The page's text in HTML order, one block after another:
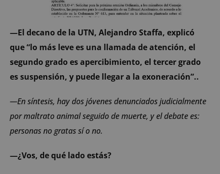
—El decano de la UTN, Alejandro Staffa, explicó
que “lo más leve es una llamada de atención, el
segundo grado es apercibimiento, el tercer grado
es suspensión, y puede llegar a la exoneración”..
—En síntesis, hay dos jóvenes denunciados judicialmente
por maltrato animal seguido de muerte, y el debate es:
personas no gratas sí o no.
—¿Vos, de qué lado estás?